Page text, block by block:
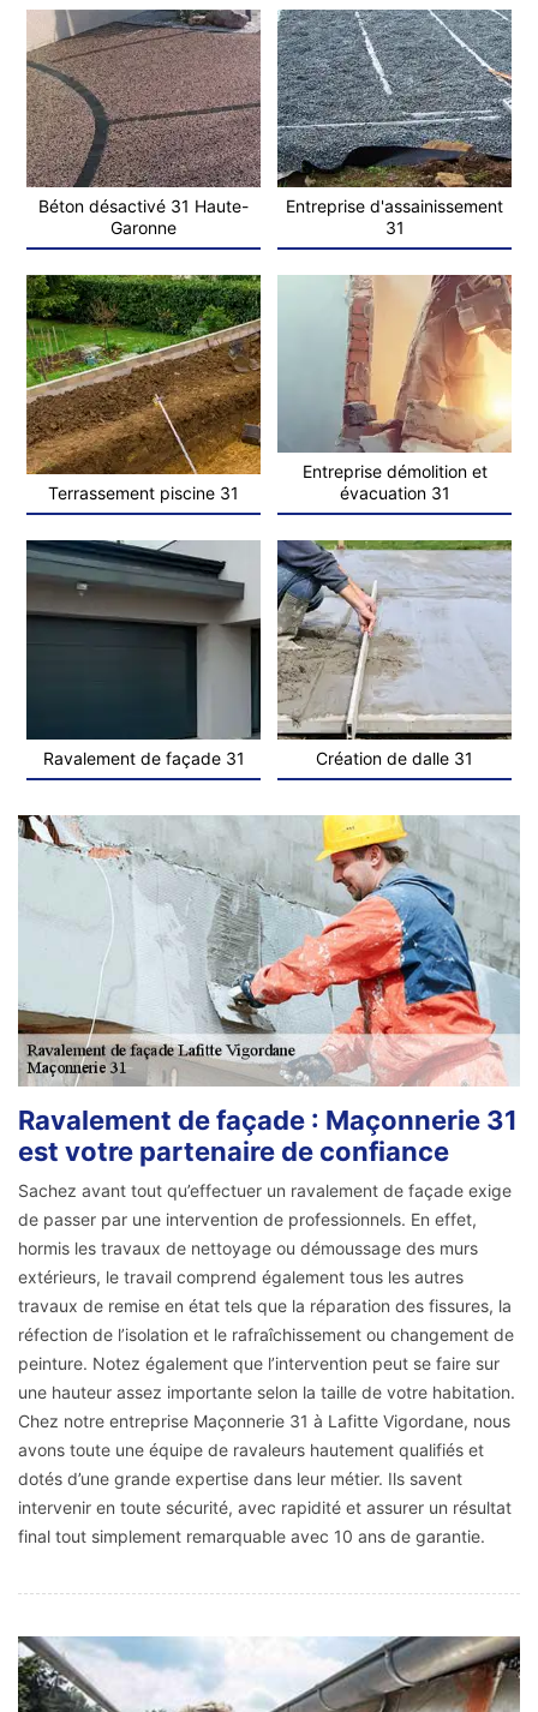
Béton désactivé 31 Haute-
Garonne
Entreprise d'assainissement
31
Terrassement piscine 31
Entreprise démolition et
évacuation 31
Ravalement de façade 31 Création de dalle 31
Ravalement de façade : Maçonnerie 31
est votre partenaire de confiance
Sachez avant tout qu’effectuer un ravalement de façade exige
de passer par une intervention de professionnels. En effet,
hormis les travaux de nettoyage ou démoussage des murs
extérieurs, le travail comprend également tous les autres
travaux de remise en état tels que la réparation des fissures, la
réfection de l’isolation et le rafraîchissement ou changement de
peinture. Notez également que l’intervention peut se faire sur
une hauteur assez importante selon la taille de votre habitation.
Chez notre entreprise Maçonnerie 31 à Lafitte Vigordane, nous
avons toute une équipe de ravaleurs hautement qualifiés et
dotés d’une grande expertise dans leur métier. Ils savent
intervenir en toute sécurité, avec rapidité et assurer un résultat
final tout simplement remarquable avec 10 ans de garantie.